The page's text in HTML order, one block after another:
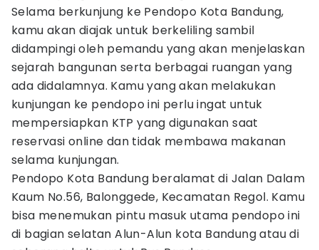
Selama berkunjung ke Pendopo Kota Bandung,
kamu akan diajak untuk berkeliling sambil
didampingi oleh pemandu yang akan menjelaskan
sejarah bangunan serta berbagai ruangan yang
ada didalamnya. Kamu yang akan melakukan
kunjungan ke pendopo ini perlu ingat untuk
mempersiapkan KTP yang digunakan saat
reservasi online dan tidak membawa makanan
selama kunjungan.
Pendopo Kota Bandung beralamat di Jalan Dalam
Kaum No.56, Balonggede, Kecamatan Regol. Kamu
bisa menemukan pintu masuk utama pendopo ini
di bagian selatan Alun-Alun kota Bandung atau di